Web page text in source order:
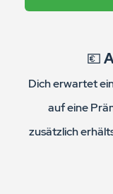
💶
Dich erwartet
auf eine
zusätzlich